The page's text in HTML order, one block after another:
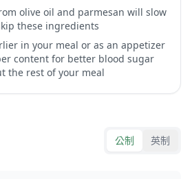
olive oil and parmesan will slow
these ingredients
in your meal or as an appetizer
content for better blood sugar
the rest of your meal
公制 英制